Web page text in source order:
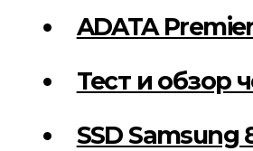
ADATA
Тест и обзор
SSD Samsung